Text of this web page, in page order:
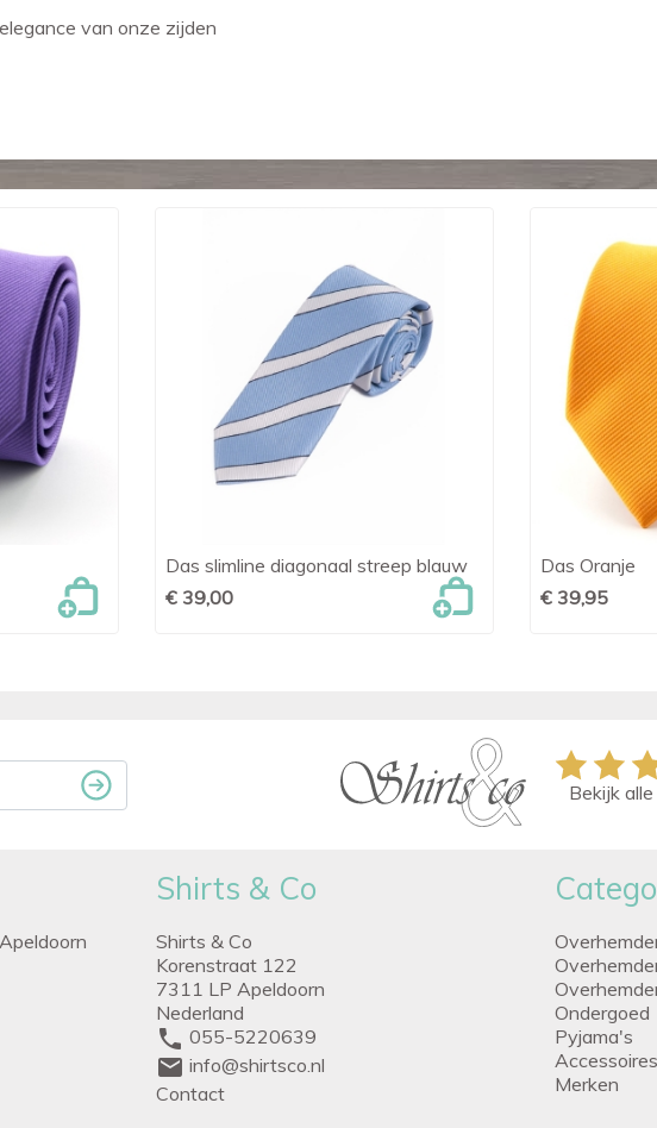
van onze zijden
 Snel bekijken
Das slimline diagonaal streep blauw
€ 39,00
Das Oranje
€ 39,95
Bekijk
Shirts & Co
Shirts & Co
Korenstraat 122
7311 LP Apeldoorn
Nederland
phone 055-5220639
mail info@shirtsco.nl
Contact
Ondergoed
Pyjama's
Accessoires
Merken